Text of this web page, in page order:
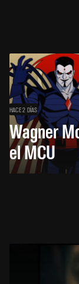
HACE 2 DÍAS
Wagner
el MCU